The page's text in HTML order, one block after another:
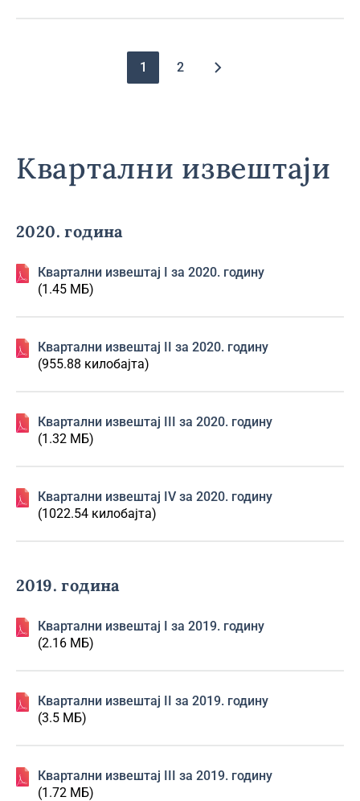
Pagination
1 2
Квартални извештаји
2020. година
Квартални извештај I за 2020. годину
(1.45 МБ)
Квартални извештај II за 2020. годину
(955.88 килобајта)
Квартални извештај III за 2020. годину
(1.32 МБ)
Квартални извештај IV за 2020. годину
(1022.54 килобајта)
2019. година
Квартални извештај I за 2019. годину
(2.16 МБ)
Квартални извештај II за 2019. годину
(3.5 МБ)
Квартални извештај III за 2019. годину
(1.72 МБ)